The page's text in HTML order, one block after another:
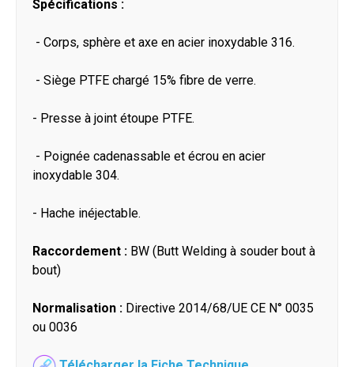
Spécifications :
- Corps, sphère et axe en acier inoxydable 316.
- Siège PTFE chargé 15% fibre de verre.
- Presse à joint étoupe PTFE.
- Poignée cadenassable et écrou en acier
inoxydable 304.
- Hache inéjectable.
Raccordement : BW (Butt Welding à souder bout à
bout)
Normalisation : Directive 2014/68/UE CE N° 0035
ou 0036